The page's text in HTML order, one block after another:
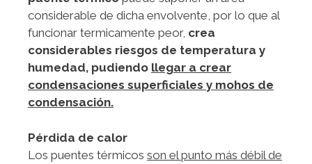
considerable de dicha envolvente, por lo que al
funcionar termicamente peor, crea
considerables riesgos de temperatura y
humedad, pudiendo llegar a crear
condensaciones superficiales y mohos de
condensación.
Pérdida de calor
Los puentes térmicos son el punto más débil de